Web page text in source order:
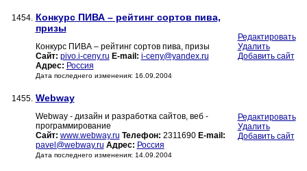
1454. Конкурс ПИВА – рейтинг сортов пива,
призы
Конкурс ПИВА – рейтинг сортов пива, призы
Сайт: pivo.i-ceny.ru E-mail: i-ceny@yandex.ru
Адрес: Россия
Дата последнего изменения: 16.09.2004
Редактировать
Удалить
Добавить сайт
1455. Webway
Webway - дизайн и разработка сайтов, веб -
программирование
Сайт: www.webway.ru Телефон: 2311690 E-mail:
pavel@webway.ru Адрес: Россия
Дата последнего изменения: 14.09.2004
Редактировать
Удалить
Добавить сайт